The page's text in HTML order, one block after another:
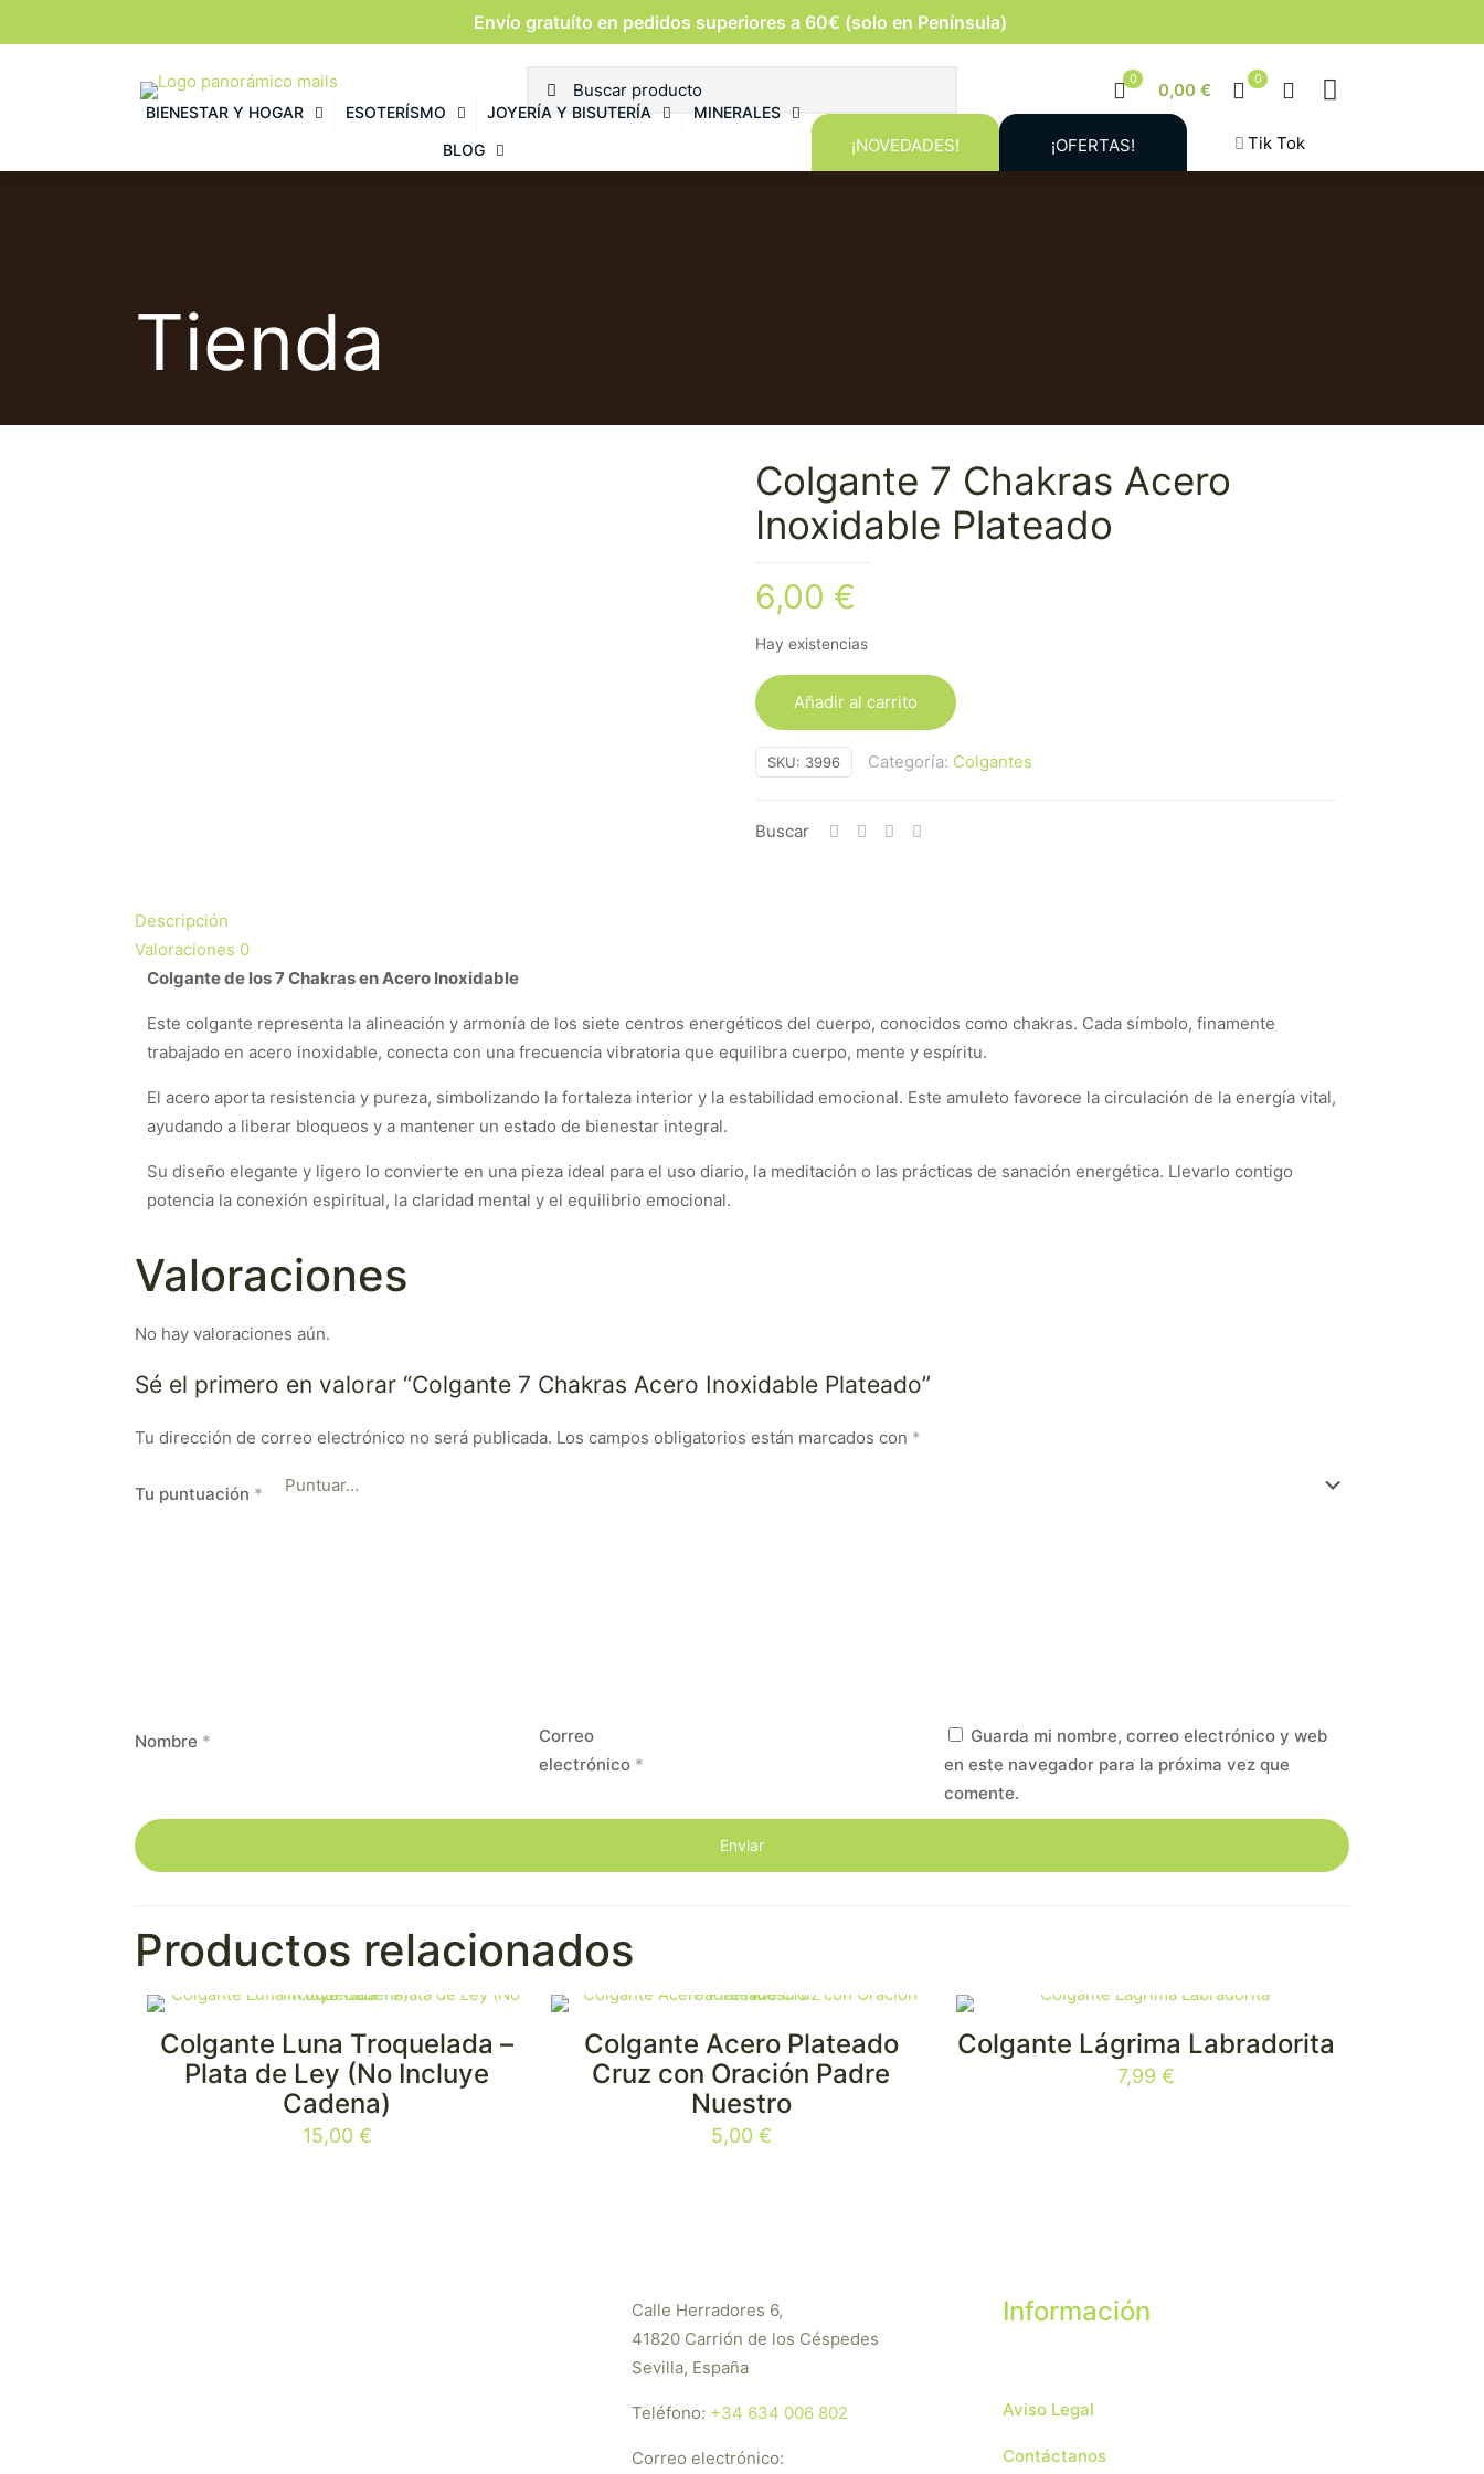
Envío gratuíto en pedidos superiores a 60€ (solo en Península)
0
0,00 €
0
BIENESTAR Y HOGAR ESOTERÍSMO JOYERÍA Y BISUTERÍA
MINERALES
BLOG
¡NOVEDADES! ¡OFERTAS! Tik Tok
Tienda
Colgante 7 Chakras Acero
Inoxidable Plateado
6,00 €
Hay existencias
Añadir al carrito
SKU: 3996 Categoría: Colgantes
Buscar
Descripción
Valoraciones 0
Colgante de los 7 Chakras en Acero Inoxidable
Este colgante representa la alineación y armonía de los siete centros energéticos del cuerpo, conocidos como chakras. Cada símbolo, finamente
trabajado en acero inoxidable, conecta con una frecuencia vibratoria que equilibra cuerpo, mente y espíritu.
El acero aporta resistencia y pureza, simbolizando la fortaleza interior y la estabilidad emocional. Este amuleto favorece la circulación de la energía vital,
ayudando a liberar bloqueos y a mantener un estado de bienestar integral.
Su diseño elegante y ligero lo convierte en una pieza ideal para el uso diario, la meditación o las prácticas de sanación energética. Llevarlo contigo
potencia la conexión espiritual, la claridad mental y el equilibrio emocional.
Valoraciones
No hay valoraciones aún.
Sé el primero en valorar “Colgante 7 Chakras Acero Inoxidable Plateado”
Tu dirección de correo electrónico no será publicada. Los campos obligatorios están marcados con *
Tu puntuación *
Nombre *
Correo
electrónico *
Guarda mi nombre, correo electrónico y web
en este navegador para la próxima vez que
comente.
Productos relacionados
Colgante Luna Troquelada –
Plata de Ley (No Incluye
Cadena)
15,00 €
Colgante Acero Plateado
Cruz con Oración Padre
Nuestro
5,00 €
Colgante Lágrima Labradorita
7,99 €
Calle Herradores 6,
41820 Carrión de los Céspedes
Sevilla, España
Teléfono: +34 634 006 802
Correo electrónico:
Información
Aviso Legal
Contáctanos